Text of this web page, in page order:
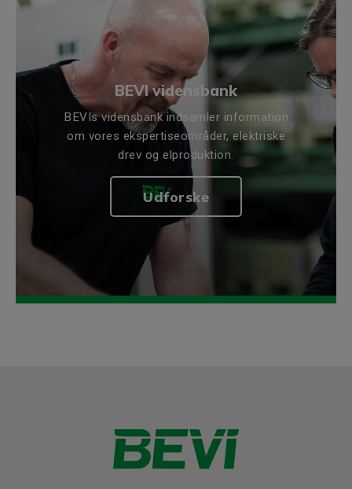
BEVI vidensbank
BEVIs vidensbank indsamler information
om vores ekspertiseområder, elektriske
drev og elproduktion.
Udforske